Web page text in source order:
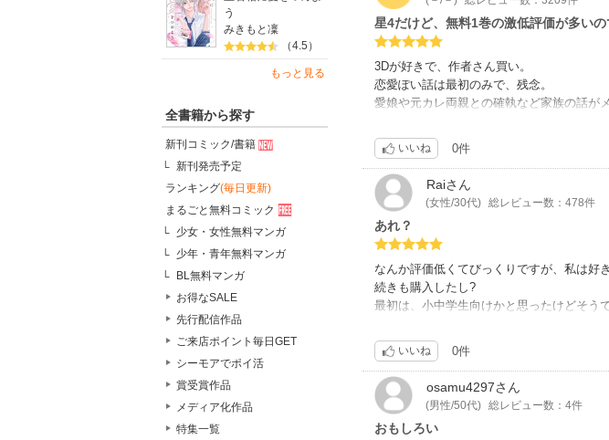
う
みきもと凜
（4.5）
もっと見る
全書籍から探す
新刊コミック/書籍
新刊発売予定
ランキング(毎日更新)
まるごと無料コミック
少女・女性無料マンガ
少年・青年無料マンガ
BL無料マンガ
お得なSALE
先行配信作品
ご来店ポイント毎日GET
シーモアでポイ活
賞受賞作品
メディア化作品
特集一覧
星4だけど、無料1巻の激低評価が多いの
3Dが好きで、作者さん買い。
恋愛ぽい話は最初のみで、残念。
愛娘や元カレ両親との確執など家族の話が
さて、、
激低評価が多いですね。
姫ママが有りか無しかの次元の話では？
極端な話、ナシならば水商売の人は親にな
親が夜の仕事してたら低俗な人間の子供の
という一種偏見を含む否定にもなりがち？
いじめを含む社会問題にも抵触し注意が必
視点の持ち方ですが、主人公の姫は自分が
（かなりぶっ飛んでるけど。。笑、この辺
学生で妊娠したのだって彼女だけの責任では
娘の父親は主人公を愛し、出産を望み、秀
彼が亡くならなければ姫になる必要はなかっ
勉強できず、華やかなオシャレが好き、卑
自身を知るからこそ個性を活かしNO1の座を
いいね 0件
Raiさん
(女性/30代) 総レビュー数：478件
あれ？
なんか評価低くてびっくりですが、私は好
続きも購入したし?
最初は、小中学生向けかと思ったけどそう
あれ？
何でこんなに評価低いんだろ？
いいね 0件
osamu4297さん
(男性/50代) 総レビュー数：4件
おもしろい